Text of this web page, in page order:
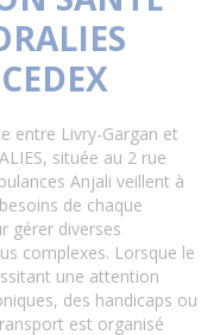
entre Livry-Gargan et
située au 2 rue
Anjali veillent à
de chaque
gérer diverses
complexes. Lorsque le
une attention
des handicaps ou
est organisé